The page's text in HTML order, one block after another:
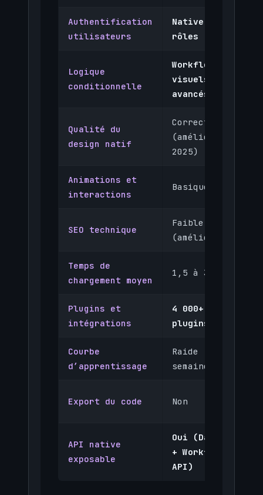
Authentification
utilisateurs
Native avec
rôles
Logique
conditionnelle
Workflows
visuels
avancés
Qualité du
design natif
Correct
(amélioré en
2025)
Animations et
interactions
Basiques
SEO technique
Faible
(amélioré)
Temps de
chargement moyen
1,5 à 3 s
Plugins et
intégrations
4 000+
plugins
Courbe
d’apprentissage
Raide (2 à 4
semaines)
Export du code Non
API native
exposable
Oui (Data API
+ Workflow
API)